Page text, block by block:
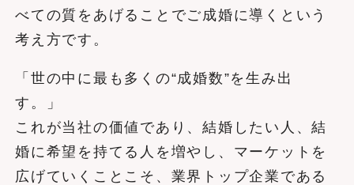
べての質をあげることでご成婚に導くという
考え方です。
「世の中に最も多くの“成婚数”を生み出
す。」
これが当社の価値であり、結婚したい人、結
婚に希望を持てる人を増やし、マーケットを
広げていくことこそ、業界トップ企業である